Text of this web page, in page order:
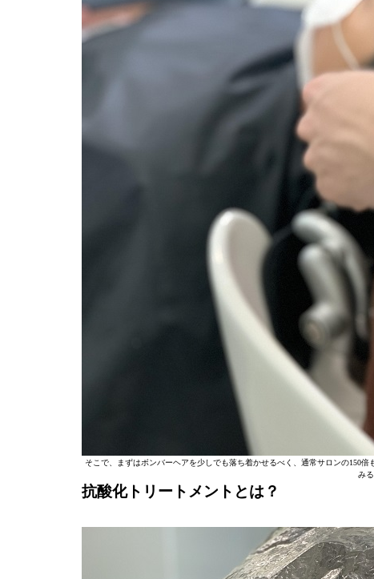
そこで、まずはボンバーヘアを少しでも落ち着かせるべく、通常サロンの150
み
抗酸化トリートメントとは？